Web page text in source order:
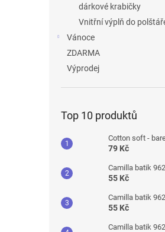
dárkové krabičky
Vnitřní výplň do
Vánoce
ZDARMA
Výprodej
Top 10 produktů
Cotton soft -
79 Kč
Camilla batik
55 Kč
Camilla batik
55 Kč
Camilla batik